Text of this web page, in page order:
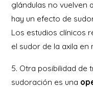
glándulas no vuelven
hay un efecto de
Los estudios clínicos
el sudor de la axila en
5. Otra posibilidad de
sudoración es una